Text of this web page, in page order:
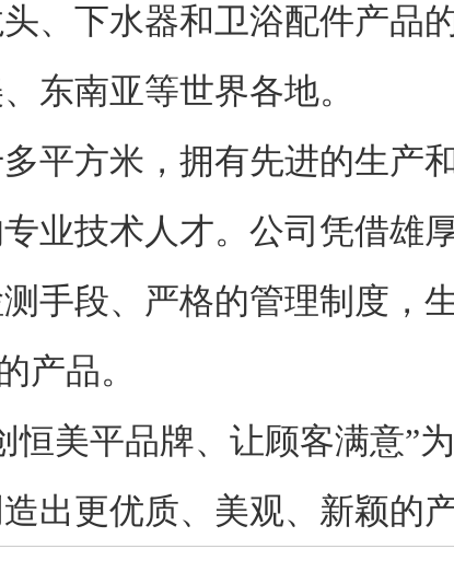
、下水器和卫浴配件产品
东南亚等世界各地。
方米，拥有先进的生产
业技术人才。公司凭借雄
手段、严格的管理制度，
产品。
美平品牌、让顾客满意”
出更优质、美观、新颖的产